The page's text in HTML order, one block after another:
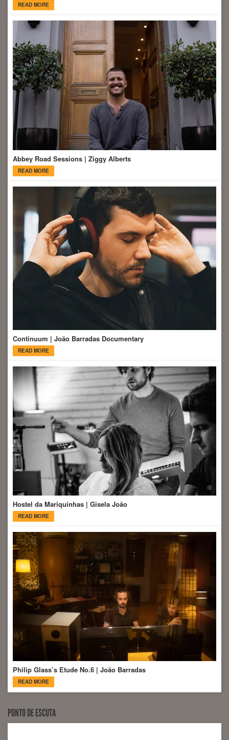
READ MORE
Abbey Road Sessions | Ziggy Alberts
READ MORE
Continuum | João Barradas Documentary
READ MORE
Hostel da Mariquinhas | Gisela João
READ MORE
Philip Glass’s Etude No.6 | João Barradas
READ MORE
PONTO DE ESCUTA